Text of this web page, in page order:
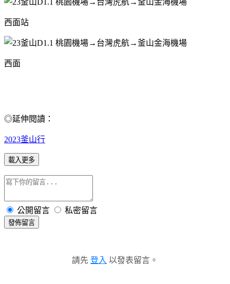
西面站
西面
◎延伸閱讀：
2023釜山行
載入更多
公開留言 私密留言
發佈留言
請先 登入 以發表留言。